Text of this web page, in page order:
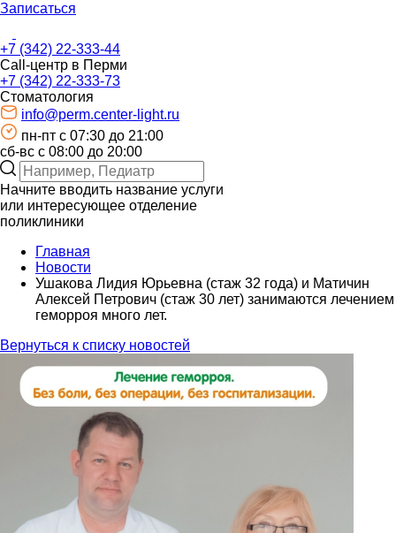
Записаться
+7 (342) 22-333-44
Call-центр в Перми
+7 (342) 22-333-73
Стоматология
info@perm.center-light.ru
пн-пт c 07:30 до 21:00
сб-вс с 08:00 до 20:00
Начните вводить название услуги
или интересующее отделение
поликлиники
Главная
Новости
Ушакова Лидия Юрьевна (стаж 32 года) и Матичин
Алексей Петрович (стаж 30 лет) занимаются лечением
геморроя много лет.
Вернуться к списку новостей